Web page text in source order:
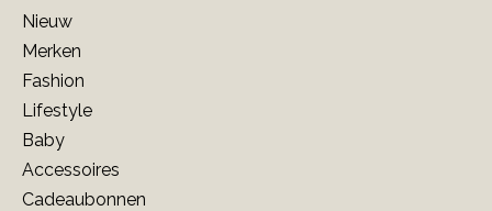
Nieuw
Merken
Fashion
Lifestyle
Baby
Accessoires
Cadeaubonnen